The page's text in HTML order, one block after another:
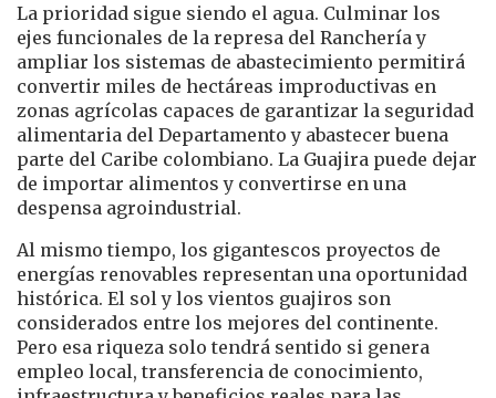
La prioridad sigue siendo el agua. Culminar los
ejes funcionales de la represa del Ranchería y
ampliar los sistemas de abastecimiento permitirá
convertir miles de hectáreas improductivas en
zonas agrícolas capaces de garantizar la seguridad
alimentaria del Departamento y abastecer buena
parte del Caribe colombiano. La Guajira puede dejar
de importar alimentos y convertirse en una
despensa agroindustrial.
Al mismo tiempo, los gigantescos proyectos de
energías renovables representan una oportunidad
histórica. El sol y los vientos guajiros son
considerados entre los mejores del continente.
Pero esa riqueza solo tendrá sentido si genera
empleo local, transferencia de conocimiento,